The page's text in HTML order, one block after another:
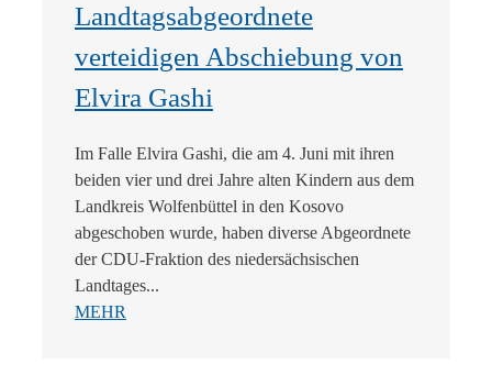
Landtagsabgeordnete
verteidigen Abschiebung von
Elvira Gashi
Im Falle Elvira Gashi, die am 4. Juni mit ihren
beiden vier und drei Jahre alten Kindern aus dem
Landkreis Wolfenbüttel in den Kosovo
abgeschoben wurde, haben diverse Abgeordnete
der CDU-Fraktion des niedersächsischen
Landtages...
MEHR